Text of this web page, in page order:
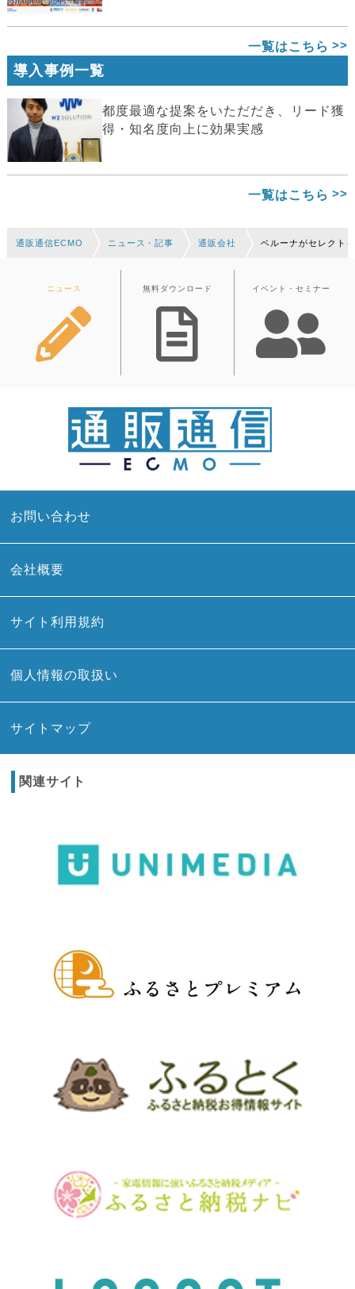
一覧はこちら
導入事例一覧
都度最適な提案をいただだき、リード獲
得・知名度向上に効果実感
一覧はこちら
通販通信ECMO ニュース・記事 通販会社 ベルーナがセレクト
ニュース 無料ダウンロード イベント・セミナー
お問い合わせ
会社概要
サイト利用規約
個人情報の取扱い
サイトマップ
関連サイト